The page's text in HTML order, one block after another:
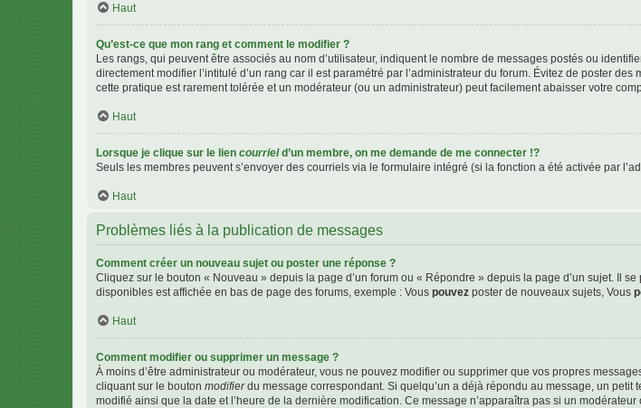
Haut
Qu’est-ce que mon rang et comment le modifier ?
Les rangs, qui peuvent être associés au nom d’utilisateur, indiquent le nombre de messages postés ou
directement modifier l’intitulé d’un rang car il est paramétré par l’administrateur du forum. Évitez de poster
cette pratique est rarement tolérée et un modérateur (ou un administrateur) peut facilement abaisser votre
Haut
Lorsque je clique sur le lien courrield’un membre, on me demande de me connecter !?
Seuls les membres peuvent s’envoyer des courriels via le formulaire intégré (si la fonction a été activée par
Haut
Problèmes liés à la publication de messages
Comment créer un nouveau sujet ou poster une réponse ?
Cliquez sur le bouton « Nouveau » depuis la page d’un forum ou « Répondre » depuis la page d’un sujet. Il
disponibles est affichée en bas de page des forums, exemple : Vous pouvez poster de nouveaux sujets, Vous
Haut
Comment modifier ou supprimer un message ?
À moins d’être administrateur ou modérateur, vous ne pouvez modifier ou supprimer que vos propres
cliquant sur le bouton modifierdu message correspondant. Si quelqu’un a déjà répondu au message, un petit
modifié ainsi que la date et l’heure de la dernière modification. Ce message n’apparaîtra pas si un